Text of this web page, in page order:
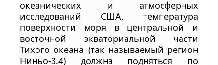
океанических и атмосферных
исследований США, температура
поверхности моря в центральной и
восточной экваториальной части
Тихого океана (так называемый регион
Ниньо-3.4) должна подняться по